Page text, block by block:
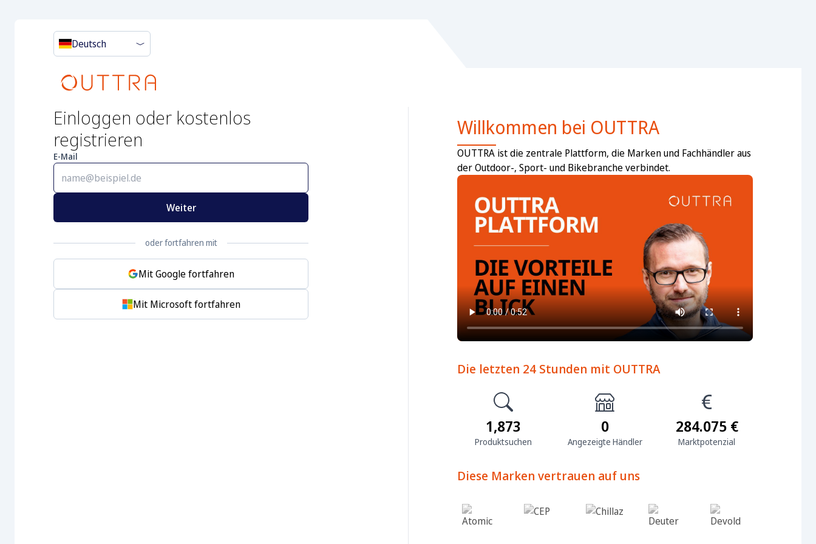
Deutsch
Einloggen oder kostenlos
registrieren
E-Mail
Weiter
oder fortfahren mit
Mit Google fortfahren
Mit Microsoft fortfahren
Willkommen bei OUTTRA
OUTTRA ist die zentrale Plattform, die Marken und Fachhändler aus
der Outdoor-, Sport- und Bikebranche verbindet.
Die letzten 24 Stunden mit OUTTRA
1,873
Produktsuchen
0
Angezeigte Händler
284.075 €
Marktpotenzial
Diese Marken vertrauen auf uns